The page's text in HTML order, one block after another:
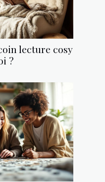
lecture cosy
?